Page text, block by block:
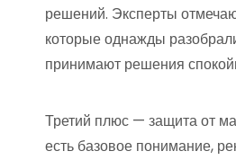
решений. Эксперты
которые однажды
принимают решения
Третий плюс — защита от
есть базовое понимание,